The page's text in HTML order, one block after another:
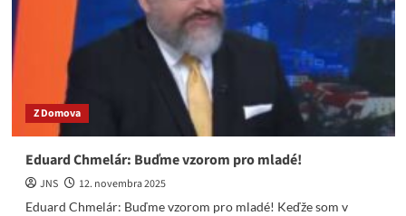
figúrky
Valášek
Z Domova
Eduard Chmelár: Buďme vzorom pro mladé!
JNS
12. novembra 2025
Eduard Chmelár: Buďme vzorom pro mladé! Keďže som v